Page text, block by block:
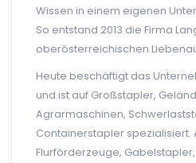
Wissen in einem eigenen
So entstand 2013 die Firma
oberösterreichischen
Heute beschäftigt das
und ist auf Großstapler,
Agrarmaschinen,
Containerstapler
Flurförderzeuge,